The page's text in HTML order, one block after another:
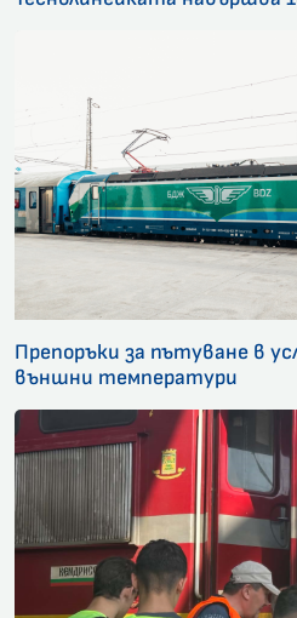
Препоръки за пътуване в
външни температури